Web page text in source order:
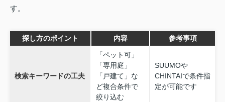
す。
探し方のポイント 内容 参考事項
検索キーワードの工夫
「ペット可」
「専用庭」
「戸建て」な
ど複合条件で
絞り込む
SUUMOや
CHINTAIで条件指
定が可能です